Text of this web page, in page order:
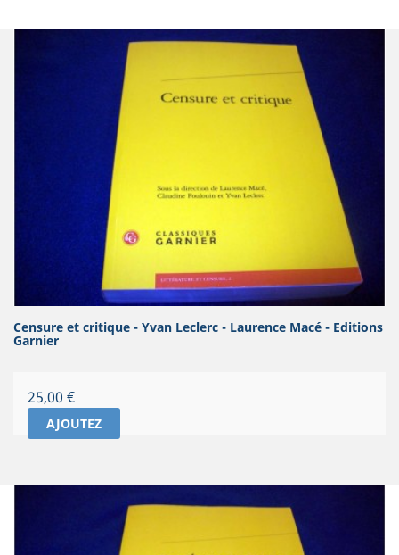
Censure et critique - Yvan Leclerc - Laurence Macé - Editions
Garnier
Prix
25,00 €
AJOUTEZ